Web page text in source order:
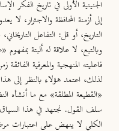
الجنينية الأولى في تاريخ الفكر
إلى أزمنة المحافظة والاجترار،
التاريخ، أو قل: التفاعل
وبالتبع، لا علاقة له ألبتة
فاعليته المنهجية والمعرفية
لذلك، اعتمد هؤلاء بالنظر إلى
«القطيعة المطلقة» مع ما أنشأه
سلف القول. نجتهد في هذا
الكلي لا ينهض على اعتبارات